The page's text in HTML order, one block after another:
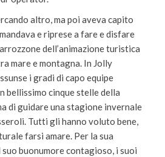
altro, ma poi aveva capito
e riprese a fare e disfare
dell’animazione turistica
mare e montagna. In Jolly
i gradi di capo equipe
bellissimo cinque stelle della
di guidare una stagione invernale
Tutti gli hanno voluto bene,
farsi amare. Per la sua
buonumore contagioso, i suoi